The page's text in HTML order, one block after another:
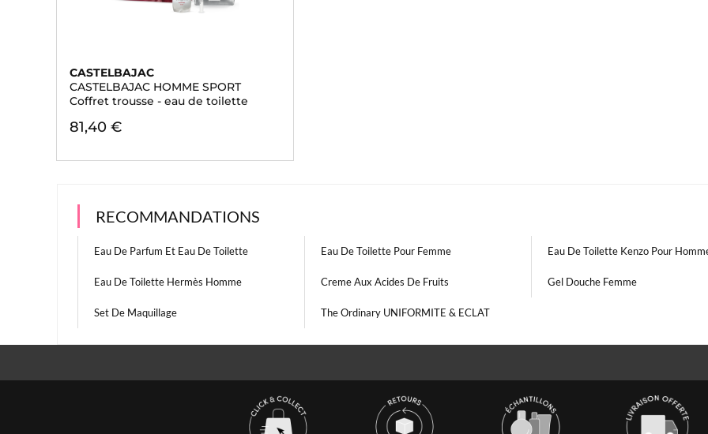
CASTELBAJAC
CASTELBAJAC HOMME SPORT
Coffret trousse - eau de toilette
81,40 €
RECOMMANDATIONS
Eau De Parfum Et Eau De Toilette Eau De Toilette Pour Femme Eau De Toilette Kenzo Pour
Eau De Toilette Hermès Homme Creme Aux Acides De Fruits Gel Douche Femme
Set De Maquillage The Ordinary UNIFORMITE & ECLAT